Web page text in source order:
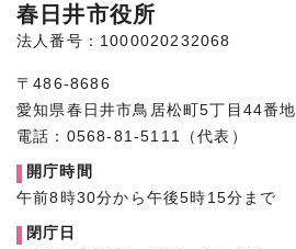
春日井市役所
法人番号：1000020232068
〒486-8686
愛知県春日井市鳥居松町5丁目44番地
電話：0568-81-5111（代表）
開庁時間
午前8時30分から午後5時15分まで
閉庁日